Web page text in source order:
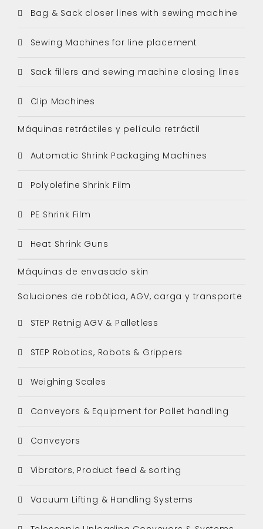
Bag & Sack closer lines with sewing machine
Sewing Machines for line placement
Sack fillers and sewing machine closing lines
Clip Machines
Máquinas retráctiles y película retráctil
Automatic Shrink Packaging Machines
Polyolefine Shrink Film
PE Shrink Film
Heat Shrink Guns
Máquinas de envasado skin
Soluciones de robótica, AGV, carga y transporte
STEP Retnig AGV & Palletless
STEP Robotics, Robots & Grippers
Weighing Scales
Conveyors & Equipment for Pallet handling
Conveyors
Vibrators, Product feed & sorting
Vacuum Lifting & Handling Systems